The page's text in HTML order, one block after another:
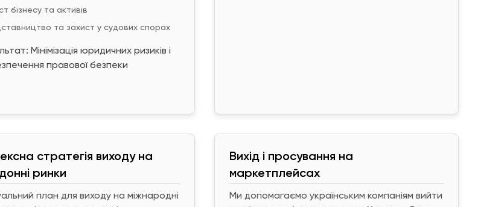
бізнесу та активів
та захист у судових спорах
Мінімізація юридичних ризиків і
правової безпеки
стратегія виходу на
ринки
план для виходу на міжнародні
Вихід і просування на
маркетплейсах
Ми допомагаємо українським компаніям вийти